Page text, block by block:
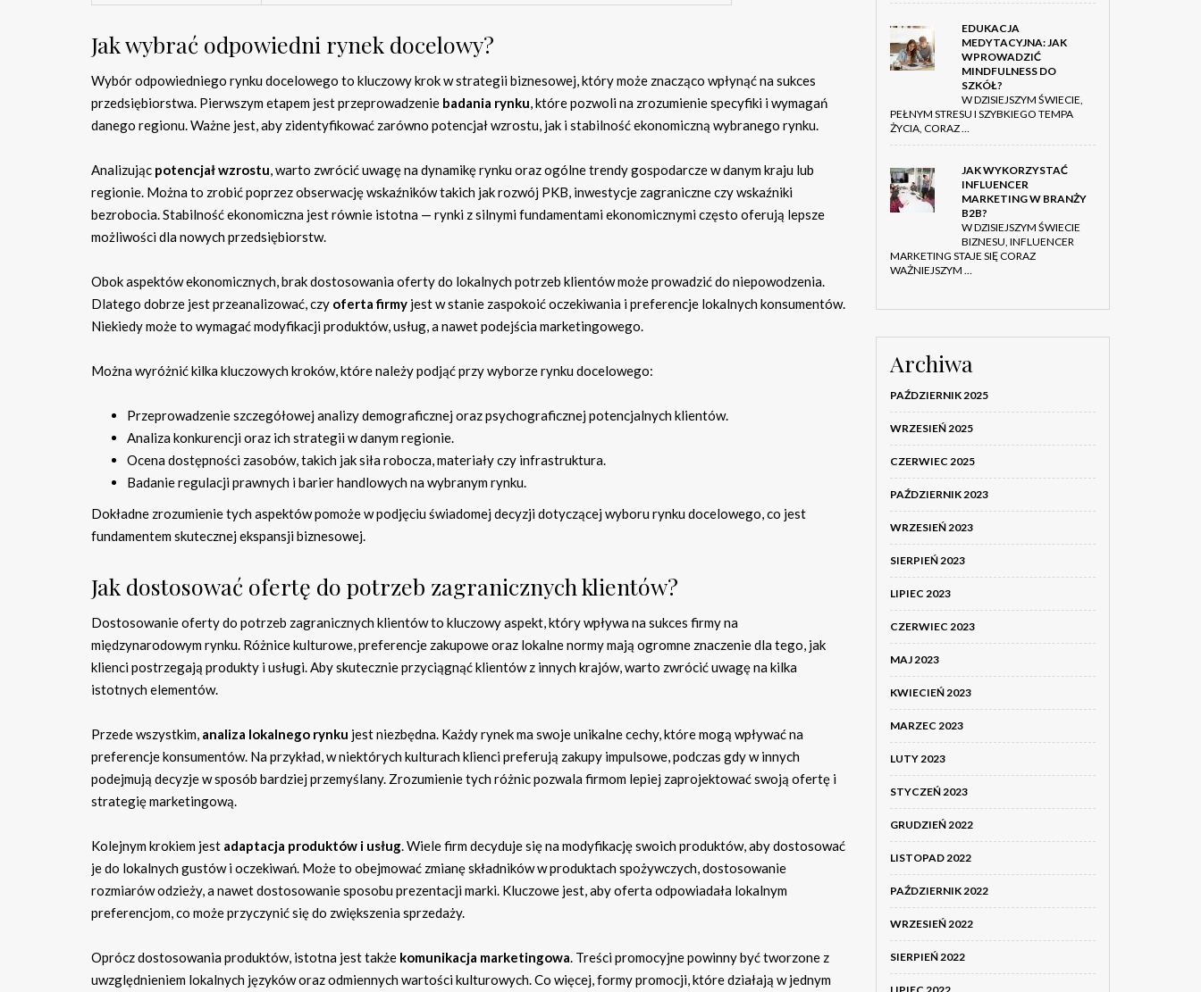
Jak wybrać odpowiedni rynek docelowy?
Wybór odpowiedniego rynku docelowego to kluczowy krok w strategii biznesowej, który może znacząco wpłynąć na sukces
przedsiębiorstwa. Pierwszym etapem jest przeprowadzenie badania rynku, które pozwoli na zrozumienie specyfiki i wymagań
danego regionu. Ważne jest, aby zidentyfikować zarówno potencjał wzrostu, jak i stabilność ekonomiczną wybranego rynku.
Analizując potencjał wzrostu, warto zwrócić uwagę na dynamikę rynku oraz ogólne trendy gospodarcze w danym kraju lub
regionie. Można to zrobić poprzez obserwację wskaźników takich jak rozwój PKB, inwestycje zagraniczne czy wskaźniki
bezrobocia. Stabilność ekonomiczna jest równie istotna — rynki z silnymi fundamentami ekonomicznymi często oferują lepsze
możliwości dla nowych przedsiębiorstw.
Obok aspektów ekonomicznych, brak dostosowania oferty do lokalnych potrzeb klientów może prowadzić do niepowodzenia.
Dlatego dobrze jest przeanalizować, czy oferta firmy jest w stanie zaspokoić oczekiwania i preferencje lokalnych konsumentów.
Niekiedy może to wymagać modyfikacji produktów, usług, a nawet podejścia marketingowego.
Można wyróżnić kilka kluczowych kroków, które należy podjąć przy wyborze rynku docelowego:
Przeprowadzenie szczegółowej analizy demograficznej oraz psychograficznej potencjalnych klientów.
Analiza konkurencji oraz ich strategii w danym regionie.
Ocena dostępności zasobów, takich jak siła robocza, materiały czy infrastruktura.
Badanie regulacji prawnych i barier handlowych na wybranym rynku.
Dokładne zrozumienie tych aspektów pomoże w podjęciu świadomej decyzji dotyczącej wyboru rynku docelowego, co jest
fundamentem skutecznej ekspansji biznesowej.
Jak dostosować ofertę do potrzeb zagranicznych klientów?
Dostosowanie oferty do potrzeb zagranicznych klientów to kluczowy aspekt, który wpływa na sukces firmy na
międzynarodowym rynku. Różnice kulturowe, preferencje zakupowe oraz lokalne normy mają ogromne znaczenie dla tego, jak
klienci postrzegają produkty i usługi. Aby skutecznie przyciągnąć klientów z innych krajów, warto zwrócić uwagę na kilka
istotnych elementów.
Przede wszystkim, analiza lokalnego rynku jest niezbędna. Każdy rynek ma swoje unikalne cechy, które mogą wpływać na
preferencje konsumentów. Na przykład, w niektórych kulturach klienci preferują zakupy impulsowe, podczas gdy w innych
podejmują decyzje w sposób bardziej przemyślany. Zrozumienie tych różnic pozwala firmom lepiej zaprojektować swoją ofertę i
strategię marketingową.
Kolejnym krokiem jest adaptacja produktów i usług. Wiele firm decyduje się na modyfikację swoich produktów, aby dostosować
je do lokalnych gustów i oczekiwań. Może to obejmować zmianę składników w produktach spożywczych, dostosowanie
rozmiarów odzieży, a nawet dostosowanie sposobu prezentacji marki. Kluczowe jest, aby oferta odpowiadała lokalnym
preferencjom, co może przyczynić się do zwiększenia sprzedaży.
Oprócz dostosowania produktów, istotna jest także komunikacja marketingowa. Treści promocyjne powinny być tworzone z
uwzględnieniem lokalnych języków oraz odmiennych wartości kulturowych. Co więcej, formy promocji, które działają w jednym
EDUKACJA
MEDYTACYJNA: JAK
WPROWADZIĆ
MINDFULNESS DO
SZKÓŁ?
W DZISIEJSZYM ŚWIECIE,
PEŁNYM STRESU I SZYBKIEGO TEMPA
ŻYCIA, CORAZ …
JAK WYKORZYSTAĆ
INFLUENCER
MARKETING W BRANŻY
B2B?
W DZISIEJSZYM ŚWIECIE
BIZNESU, INFLUENCER
MARKETING STAJE SIĘ CORAZ
WAŻNIEJSZYM …
Archiwa
PAŹDZIERNIK 2025
WRZESIEŃ 2025
CZERWIEC 2025
PAŹDZIERNIK 2023
WRZESIEŃ 2023
SIERPIEŃ 2023
LIPIEC 2023
CZERWIEC 2023
MAJ 2023
KWIECIEŃ 2023
MARZEC 2023
LUTY 2023
STYCZEŃ 2023
GRUDZIEŃ 2022
LISTOPAD 2022
PAŹDZIERNIK 2022
WRZESIEŃ 2022
SIERPIEŃ 2022